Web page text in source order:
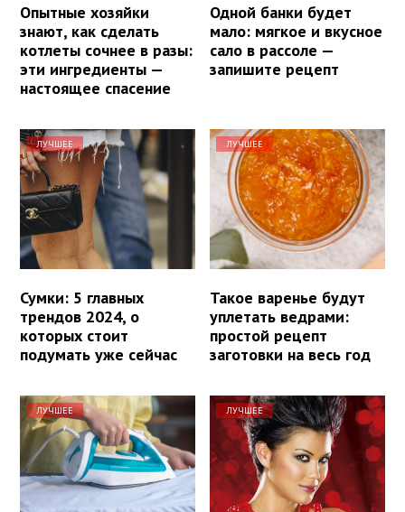
Опытные хозяйки
знают, как сделать
котлеты сочнее в разы:
эти ингредиенты —
настоящее спасение
Одной банки будет
мало: мягкое и вкусное
сало в рассоле —
запишите рецепт
ЛУЧШЕЕ
Сумки: 5 главных
трендов 2024, о
которых стоит
подумать уже сейчас
ЛУЧШЕЕ
Такое варенье будут
уплетать ведрами:
простой рецепт
заготовки на весь год
ЛУЧШЕЕ ЛУЧШЕЕ